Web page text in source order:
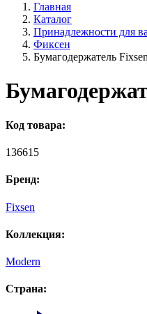
Главная
Каталог
Принадлежности для
Фиксен
Бумагодержатель
Код товара:
136615
Бренд:
Fixsen
Коллекция:
Modern
Страна: